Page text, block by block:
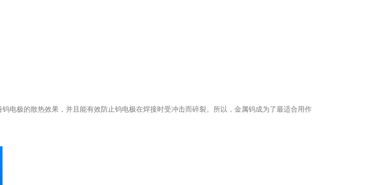
电极的散热效果，并且能有效防止钨电极在焊接时受冲击而碎裂。所以，金属钨成为了最适合用作